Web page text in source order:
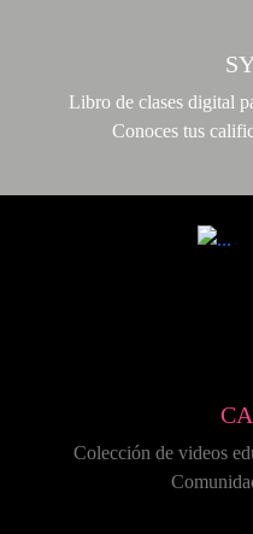
Libro de clases digital
Conoces tus
Colección de videos